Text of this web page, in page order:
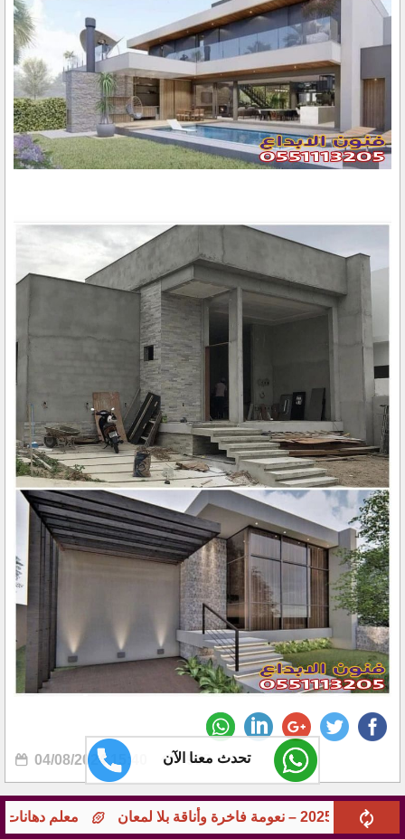
تحدث معنا الآن
معلم دهانات جوامع ومؤسسات بجدة – تشطيبات راقية 0551113205 بخبرة
04/08/2024 15:40 956
فنون الابداع